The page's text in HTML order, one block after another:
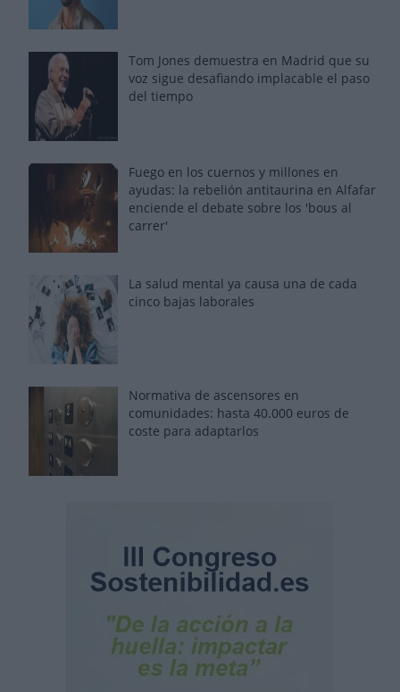
Tom Jones demuestra en Madrid que su
voz sigue desafiando implacable el paso
del tiempo
Fuego en los cuernos y millones en
ayudas: la rebelión antitaurina en Alfafar
enciende el debate sobre los 'bous al
carrer'
La salud mental ya causa una de cada
cinco bajas laborales
Normativa de ascensores en
comunidades: hasta 40.000 euros de
coste para adaptarlos